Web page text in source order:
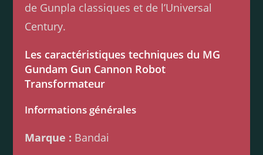
de Gunpla classiques et de l’Universal
Century.
Les caractéristiques techniques du MG
Gundam Gun Cannon Robot
Transformateur
Informations générales
Marque : Bandai